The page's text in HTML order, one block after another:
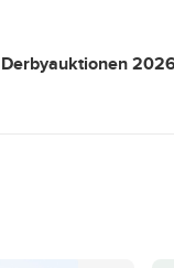
Derbyauktionen